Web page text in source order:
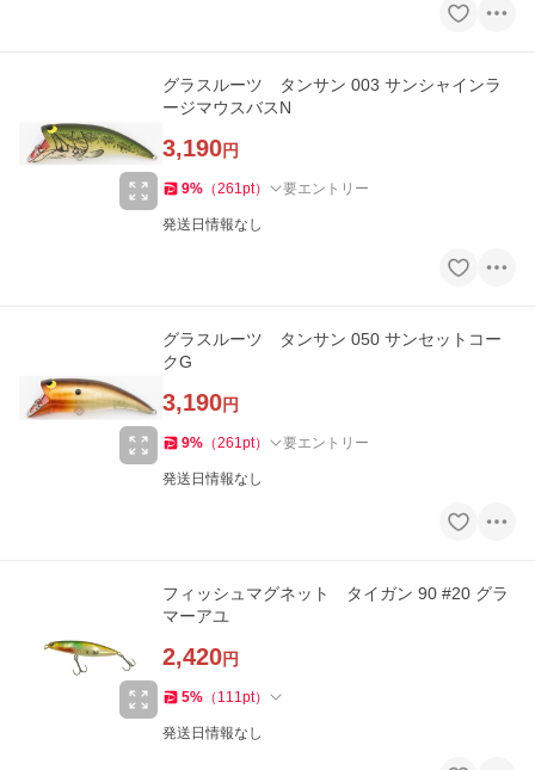
グラスルーツ タンサン 003 サンシャインラ
ージマウスバスN
3,190円
9% （261pt） 要エントリー
発送日情報なし
グラスルーツ タンサン 050 サンセットコー
クG
3,190円
9% （261pt） 要エントリー
発送日情報なし
フィッシュマグネット タイガン 90 #20 グラ
マーアユ
2,420円
5% （ 111pt）
発送日情報なし